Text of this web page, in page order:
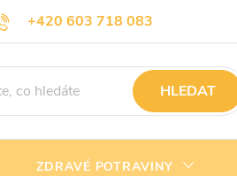
+420 603 718 083
info@nejlevnejsivyziva.cz
a platba Kontakty
HLEDAT
ZDRAVÉ POTRAVINY